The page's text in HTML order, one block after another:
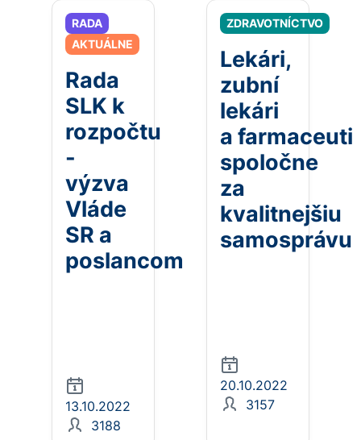
RADA
AKTUÁLNE
Rada
SLK k
rozpočtu
-
výzva
Vláde
SR a
poslancom
13.10.2022
3188
ZDRAVOTNÍCTVO
Lekári,
zubní
lekári
a farmaceuti
spoločne
za
kvalitnejšiu
samosprávu
20.10.2022
3157